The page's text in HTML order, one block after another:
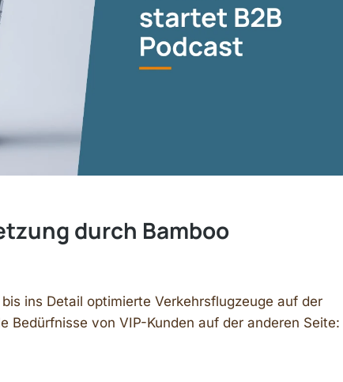
durch Bamboo
ins Detail optimierte Verkehrsflugzeuge auf der
Bedürfnisse von VIP-Kunden auf der anderen Seite: